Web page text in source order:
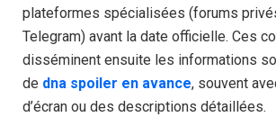
plateformes spécialisées (forums
Telegram) avant la date officielle. Ces
disséminent ensuite les informations
de dna spoiler en avance, souvent
d’écran ou des descriptions détaillées.